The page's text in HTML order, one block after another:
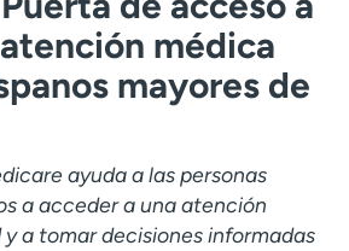
Referrals
Careers
Classes & events
médica
mayores de
ayuda a las personas
a acceder a una atención
a tomar decisiones informadas